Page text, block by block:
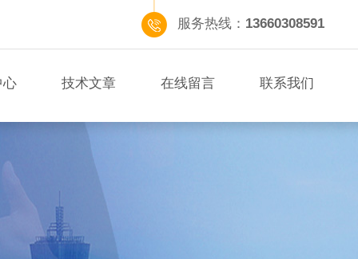
服务热线： 13660308591
心 技术文章 在线留言 联系我们